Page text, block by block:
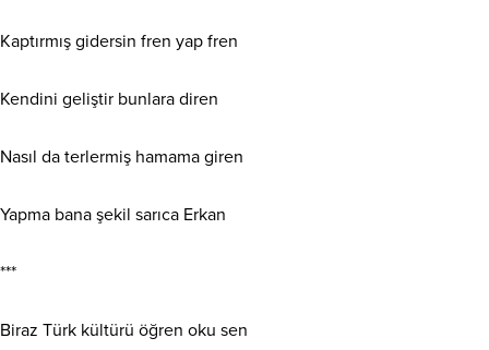
Kaptırmış gidersin fren yap fren
Kendini geliştir bunlara diren
Nasıl da terlermiş hamama giren
Yapma bana şekil sarıca Erkan
***
Biraz Türk kültürü öğren oku sen